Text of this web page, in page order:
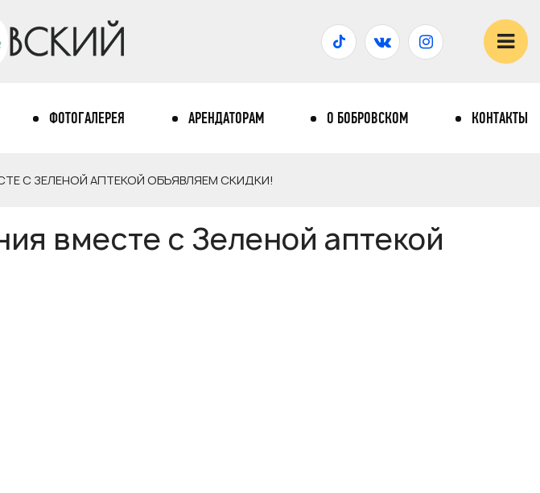
ФОТОГАЛЕРЕЯ АРЕНДАТОРАМ О БОБРОВСКОМ КОНТАКТЫ
С ЗЕЛЕНОЙ АПТЕКОЙ ОБЪЯВЛЯЕМ СКИДКИ!
вместе с Зеленой аптекой